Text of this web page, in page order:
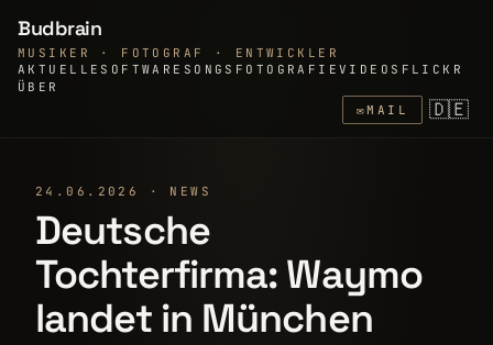
Budbrain
MUSIKER · FOTOGRAF · ENTWICKLER
AKTUELLE SOFTWARE SONGS FOTOGRAFIEVIDEOS FLICKR
ÜBER
✉MAIL 🇩🇪
24.06.2026 · NEWS
Deutsche
Tochterfirma: Waymo
landet in München